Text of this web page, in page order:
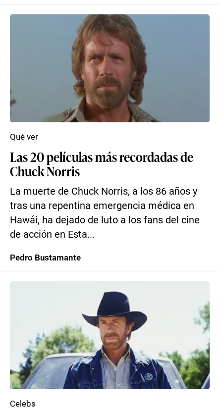
Las 20 películas más recordadas de
Chuck Norris
La muerte de Chuck Norris, a los 86 años y
tras una repentina emergencia médica en
Hawái, ha dejado de luto a los fans del cine
de acción en Esta...
Qué ver
Pedro Bustamante
Celebs